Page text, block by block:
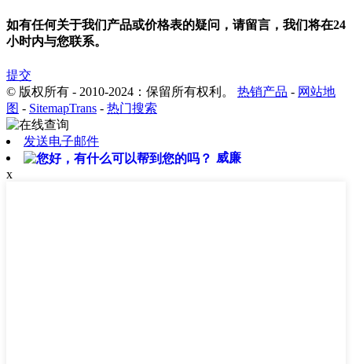
如有任何关于我们产品或价格表的疑问，请留言，我们将在24
小时内与您联系。
提交
© 版权所有 - 2010-2024：保留所有权利。 热销产品 - 网站地
图 - SitemapTrans - 热门搜索
发送电子邮件
威廉
x